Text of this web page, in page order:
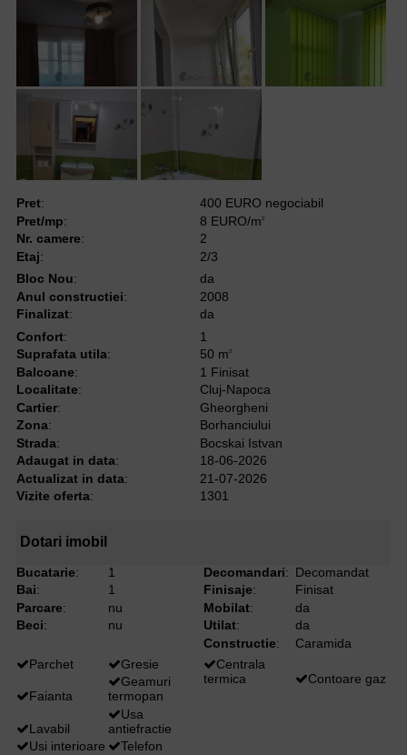
Pret:
400 EURO negociabil
Pret/mp: 8 EURO/m2
Nr. camere:
2
Etaj:
2/3
Bloc Nou:
da
Anul constructiei:
2008
Finalizat:
da
Confort:
1
Suprafata utila: 50 m2
Balcoane:
1 Finisat
Localitate:
Cluj-Napoca
Cartier:
Gheorgheni
Zona:
Borhanciului
Strada:
Bocskai Istvan
Adaugat in data:
18-06-2026
Actualizat in data:
21-07-2026
Vizite oferta: 1301
Dotari imobil
Bucatarie:
1
Bai:
1
Parcare:
nu
Beci: nu
Decomandari: Decomandat
Finisaje:
Finisat
Mobilat:
da
Utilat:
da
Constructie:
Caramida
Parchet
Gresie
Faianta
Geamuri
termopan
Lavabil
Usa
antiefractie
Usi interioare
Telefon
Centrala
termica
Contoare gaz